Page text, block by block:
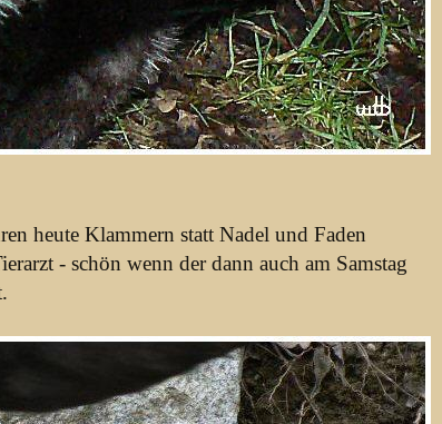
heute Klammern statt Nadel und Faden
- schön wenn der dann auch am Samstag